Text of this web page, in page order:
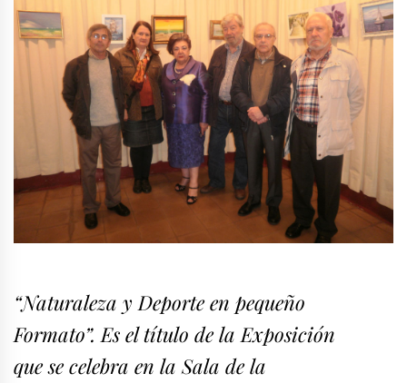
“Naturaleza y Deporte en pequeño
Formato”. Es el título de la Exposición
que se celebra en la Sala de la